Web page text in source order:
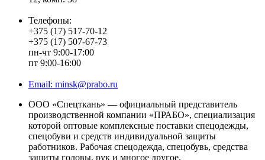
Телефоны:
+375 (17) 517-70-12
+375 (17) 507-67-73
пн-чт 9:00-17:00
пт 9:00-16:00
Email: minsk@prabo.ru
ООО «Спецткань» — официальный представитель
производственной компании «ПРАБО», специализация
которой оптовые комплексные поставки спецодежды,
спецобуви и средств индивидуальной защиты
работников. Рабочая спецодежда, спецобувь, средства
защиты головы, рук и многое другое.